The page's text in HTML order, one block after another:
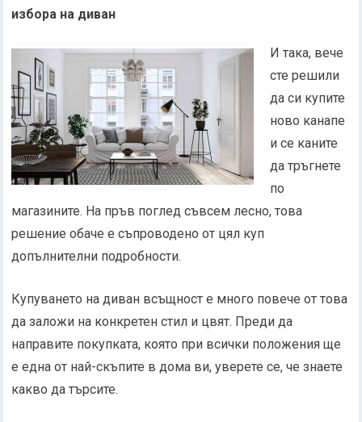
избора на диван
И така, вече
сте решили
да си купите
ново канапе
и се каните
да тръгнете
по
магазините. На пръв поглед съвсем лесно, това
решение обаче е съпроводено от цял куп
допълнителни подробности.
Купуването на диван всъщност е много повече от това
да заложи на конкретен стил и цвят. Преди да
направите покупката, която при всички положения ще
е една от най-скъпите в дома ви, уверете се, че знаете
какво да търсите.